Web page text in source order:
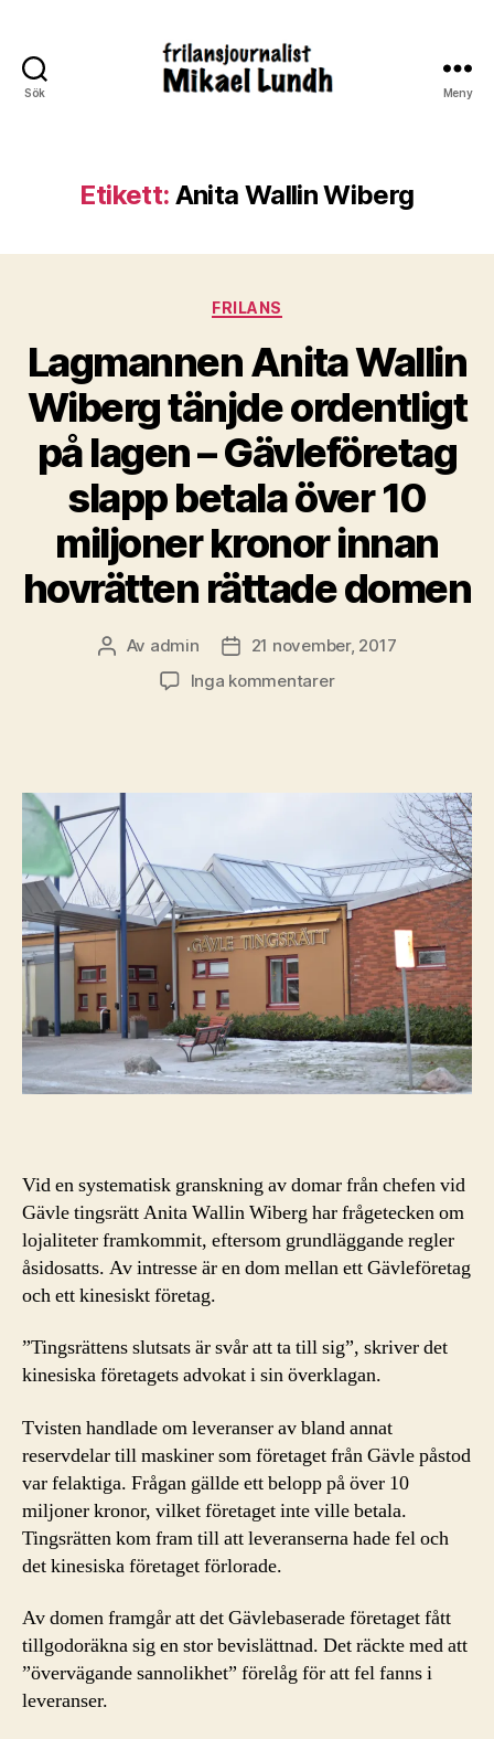
Sök Meny
Etikett: Anita Wallin Wiberg
Kategorier
FRILANS
Lagmannen Anita Wallin
Wiberg tänjde ordentligt
på lagen – Gävleföretag
slapp betala över 10
miljoner kronor innan
hovrätten rättade domen
Inläggsförfattare
Av admin Inläggsdatum
21 november, 2017
Inga kommentarertill
ordentligt
lagen
–
Gävleföretag
slapp
betala
över
10
miljoner
kronor
innan
Vid en systematisk granskning av domar från chefen vid
Gävle tingsrätt Anita Wallin Wiberg har frågetecken om
lojaliteter framkommit, eftersom grundläggande regler
åsidosatts. Av intresse är en dom mellan ett Gävleföretag
och ett kinesiskt företag.
”Tingsrättens slutsats är svår att ta till sig”, skriver det
kinesiska företagets advokat i sin överklagan.
Tvisten handlade om leveranser av bland annat
reservdelar till maskiner som företaget från Gävle påstod
var felaktiga. Frågan gällde ett belopp på över 10
miljoner kronor, vilket företaget inte ville betala.
Tingsrätten kom fram till att leveranserna hade fel och
det kinesiska företaget förlorade.
Av domen framgår att det Gävlebaserade företaget fått
tillgodoräkna sig en stor bevislättnad. Det räckte med att
”övervägande sannolikhet” förelåg för att fel fanns i
leveranser.